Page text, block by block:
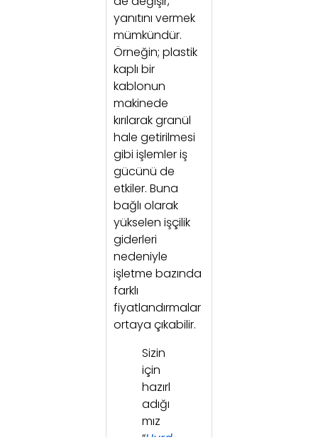
yanıtını vermek
mümkündür.
Örneğin; plastik
kaplı bir
kablonun
makinede
kırılarak granül
hale getirilmesi
gibi işlemler iş
gücünü de
etkiler. Buna
bağlı olarak
yükselen işçilik
giderleri
nedeniyle
işletme bazında
farklı
fiyatlandırmalar
ortaya çıkabilir.
Sizin
için
hazırl
adığı
mız
“Hurd